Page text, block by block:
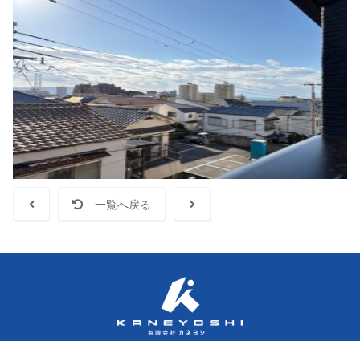
一覧へ戻る